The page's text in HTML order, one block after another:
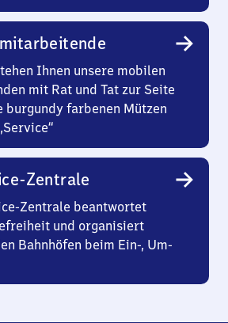
Ihnen unsere mobilen
mit Rat und Tat zur Seite
burgundy farbenen Mützen
Zentrale
Zentrale beantwortet
und organisiert
Bahnhöfen beim Ein-, Um-